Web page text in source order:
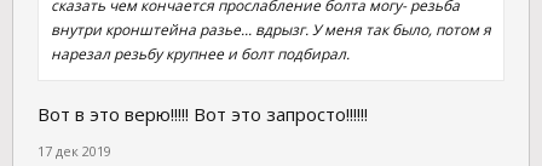
сказать чем кончается прослабление болта могу- резьба
внутри кронштейна разье... вдрызг. У меня так было, потом я
нарезал резьбу крупнее и болт подбирал.
Вот в это верю!!!!! Вот это запросто!!!!!!
17 дек 2019